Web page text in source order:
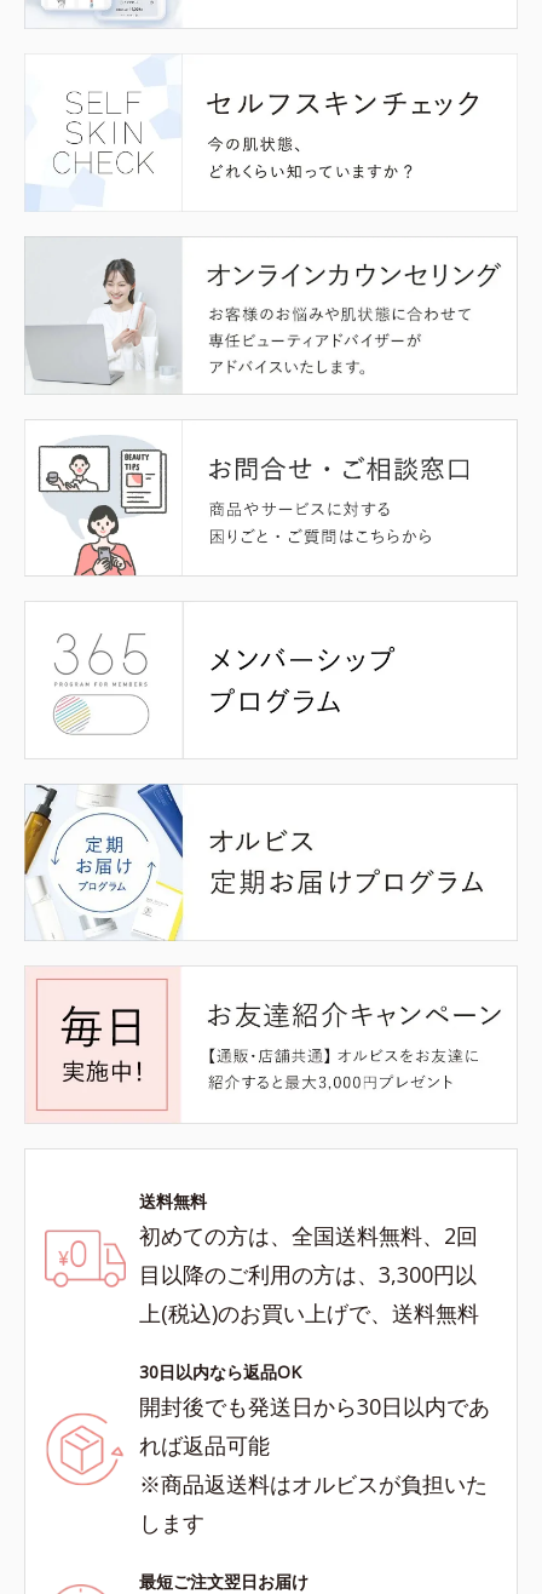
送料無料
初めての方は、全国送料無料、2回
目以降のご利用の方は、3,300円以
上(税込)のお買い上げで、送料無料
30日以内なら返品OK
開封後でも発送日から30日以内であ
れば返品可能
※商品返送料はオルビスが負担いた
します
最短ご注文翌日お届け